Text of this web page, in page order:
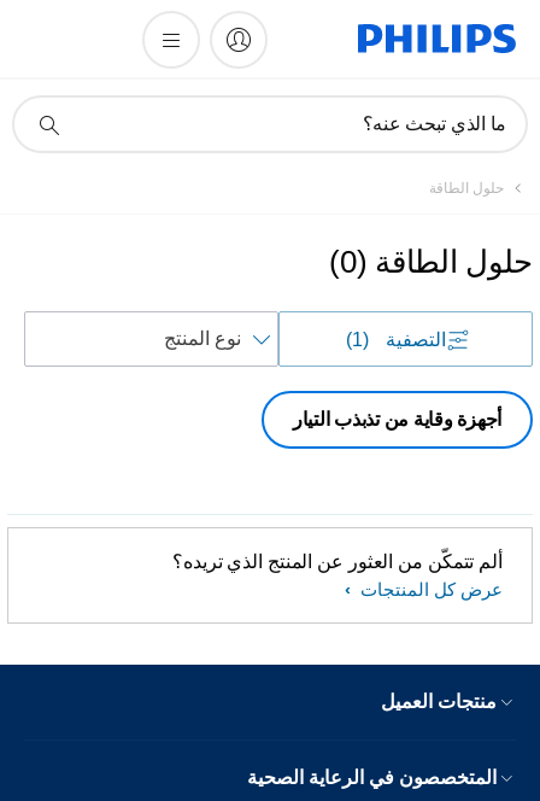
دعم
ما الذي تبحث عنه؟
حلول الطاقة
حلول الطاقة (
0
)
التصفية (1)
حسب
أجهزة وقاية من تذبذب التيار
ألم تتمكّن من العثور عن المنتج الذي تريده؟
عرض كل المنتجات
منتجات العميل
المتخصصون في الرعاية الصحية